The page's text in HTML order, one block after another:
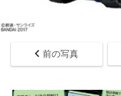
前の写真